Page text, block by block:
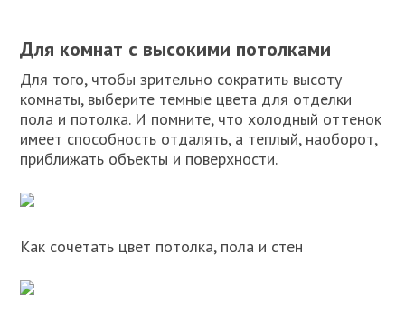
Для комнат с высокими потолками
Для того, чтобы зрительно сократить высоту
комнаты, выберите темные цвета для отделки
пола и потолка. И помните, что холодный оттенок
имеет способность отдалять, а теплый, наоборот,
приближать объекты и поверхности.
Как сочетать цвет потолка, пола и стен